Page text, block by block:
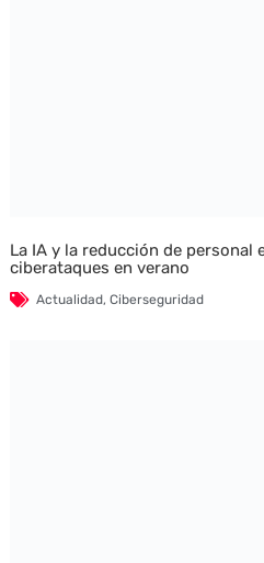
La IA y la reducción de personal
ciberataques en verano
Actualidad, Ciberseguridad